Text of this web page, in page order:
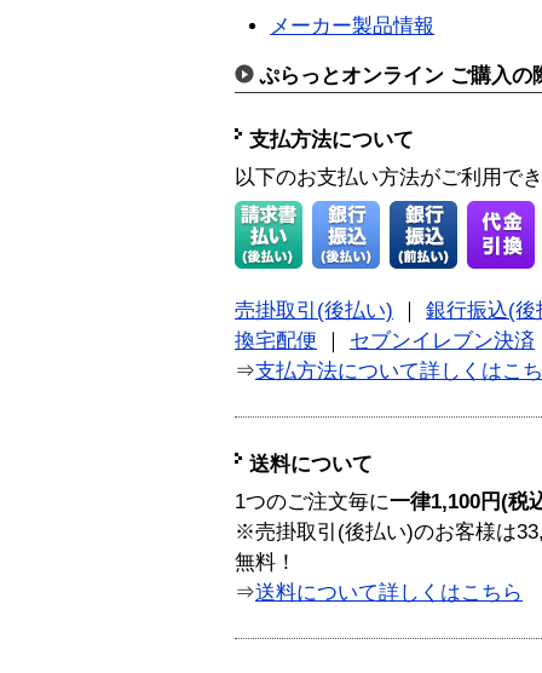
メーカー製品情報
ぷらっとオンライン ご購入の
支払方法について
以下のお支払い方法がご利用で
売掛取引(後払い)
銀行振込(後
換宅配便
セブンイレブン決済
⇒支払方法について詳しくはこ
送料について
1つのご注文毎に一律1,100円(税
※売掛取引(後払い)のお客様は
無料！
⇒送料について詳しくはこちら